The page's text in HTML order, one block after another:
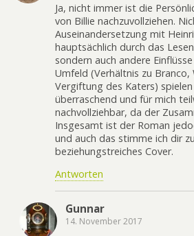
Ja, nicht immer ist die
von Billie nachzuvollziehen.
Auseinandersetzung mit
hauptsächlich durch das
sondern auch andere
Umfeld (Verhältnis zu Branco,
Vergiftung des Katers)
überraschend und für mich
nachvollziehbar, da der
Insgesamt ist der Roman
und auch das stimme ich dir
beziehungstreiches Cover.
Antworten
Gunnar
14. November 2017